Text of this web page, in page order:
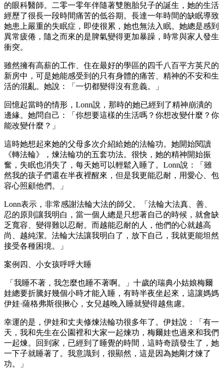
的眼科醫師。二零一零年伴隨著雙胞胎兒子的誕生，她的生活
經歷了很長一段時間痛苦的低谷期。長達一年時間的缺眠導致
她患上嚴重的失眠症，即使很累，她也無法入眠。她總是感到
異常疲倦，隨之而來的是脾氣變得更加暴躁，時常與家人發生
衝突。
雖然擁有高薪的工作、住在最好的學區的四千八百平方英尺的
新房中，可是她能感受到的只有身體的痛苦、精神的不安和生
活的混亂。她說：「一切都變得沒有意義。」
回憶起當時的情形，Lonn說，那時的她已經到了精神崩潰的
邊緣。她問自己：「你想要這樣的生活嗎？你想改變什麼？你
能改變什麼？」
這時她想起來她的父母多次介紹給她的法輪功。她開始閱讀
《轉法輪》，煉法輪功的五套功法。很快，她的精神開始振
奮，失眠也消失了，每天她可以輕鬆入睡了。Lonn說：「雖
然我的孩子們還在半夜裡醒來，但是我更能忍耐，用愛心、包
容心照顧他們。」
Lonn表示，非常感謝法輪大法的師父。「法輪大法真、善、
忍的原則讓我明白，當一個人總是只想著自己的時候，就會缺
乏寬容、變得難以忍耐。而越能忍耐的人，他們的心就越高
尚、越純潔。法輪大法讓我明白了，放下自己，我就更能坦然
接受各種困境。」
案例四、小女孩呼呼大睡
「我睡不著，我怎麼也睡不著啊。」十歲的瑞典小姑娘梅爾
娃總要折騰好幾個小時才能入睡，有時半夜坐起來，這讓媽媽
伊娃·薩格弗斯很揪心，女兒越晚入睡就變得越焦慮。
幸運的是，伊娃和丈夫修煉法輪功很多年了。伊娃說：「有一
天，我和先生在公園裡和大家一起煉功，梅爾娃也過來和我們
一起煉。回到家，已經到了睡覺的時間，這時奇蹟發生了，她
一下子就睡著了。我意識到，很顯然，這是因為她剛才煉了
功。」